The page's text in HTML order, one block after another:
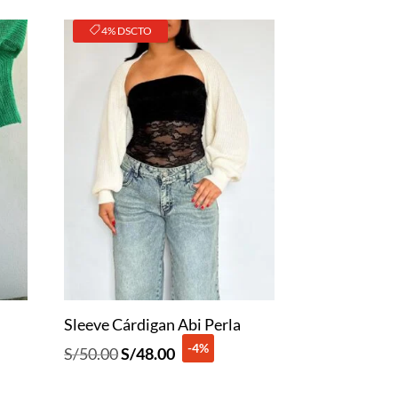
4% DSCTO
Sleeve Cárdigan Abi Perla
S/50.00El
S/48.00El-4%